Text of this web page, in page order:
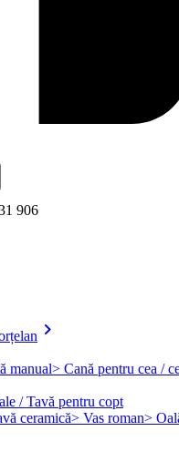
906
keyboard_arrow_right
manual> Cană pentru cea /
/ Tavă pentru copt
ceramică> Vas roman>